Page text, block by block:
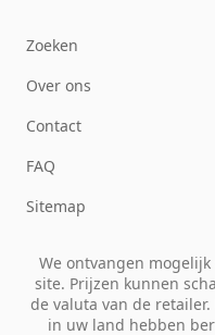
Zoeken
Over ons
Contact
FAQ
Sitemap
We ontvangen
site. Prijzen kunnen
de valuta van de
in uw land hebben